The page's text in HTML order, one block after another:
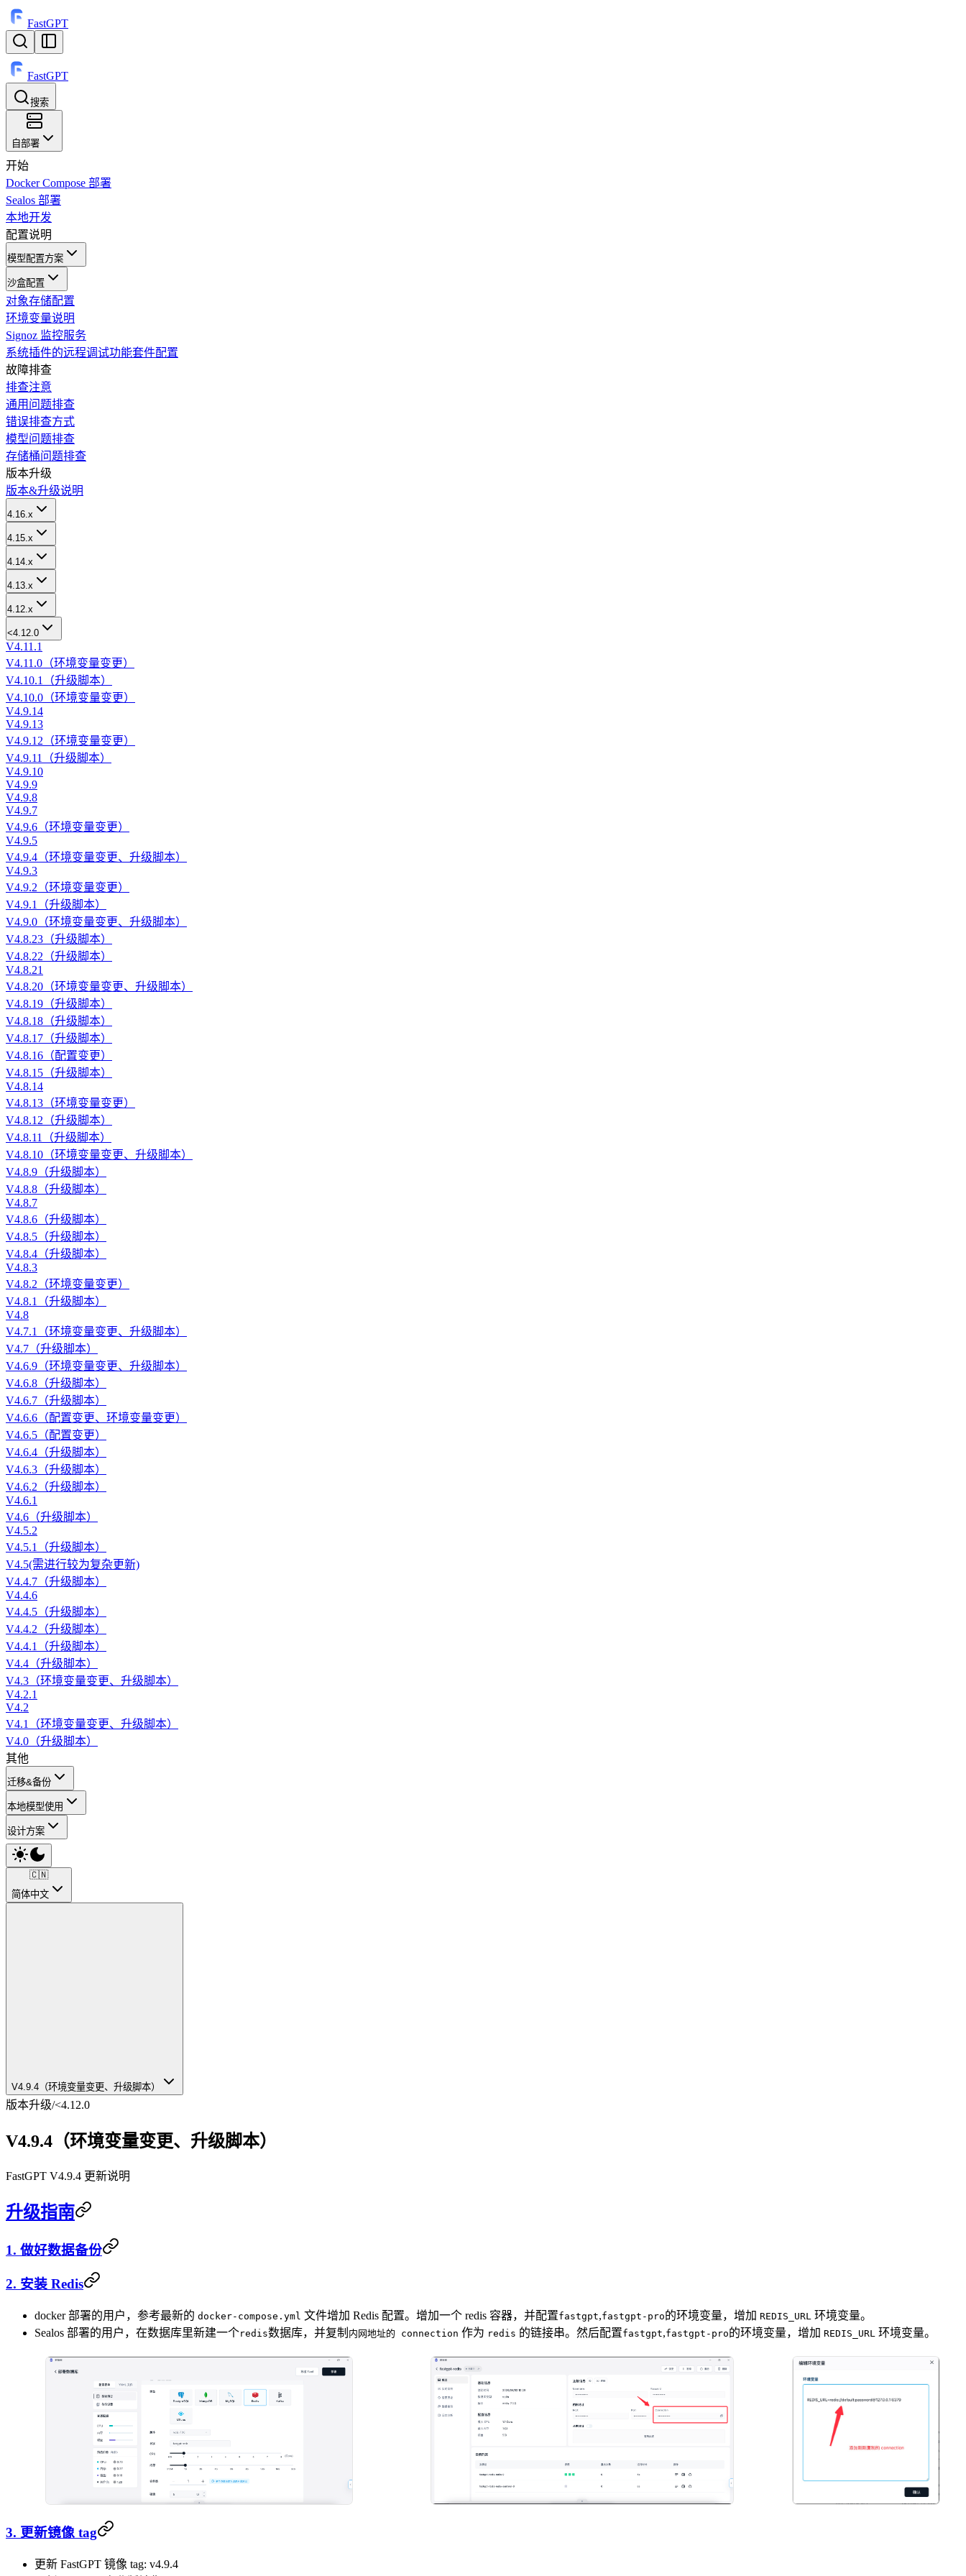
FastGPT
FastGPT
搜索
⌘K
自部署
开始
Docker Compose 部署
Sealos 部署
本地开发
配置说明
模型配置方案
沙盒配置
对象存储配置
环境变量说明
Signoz 监控服务
系统插件的远程调试功能套件配置
故障排查
排查注意
通用问题排查
错误排查方式
模型问题排查
存储桶问题排查
版本升级
版本&升级说明
4.16.x
4.15.x
4.14.x
4.13.x
4.12.x
<4.12.0
V4.11.1
V4.11.0（环境变量变更）
V4.10.1（升级脚本）
V4.10.0（环境变量变更）
V4.9.14
V4.9.13
V4.9.12（环境变量变更）
V4.9.11（升级脚本）
V4.9.10
V4.9.9
V4.9.8
V4.9.7
V4.9.6（环境变量变更）
V4.9.5
V4.9.4（环境变量变更、升级脚本）
V4.9.3
V4.9.2（环境变量变更）
V4.9.1（升级脚本）
V4.9.0（环境变量变更、升级脚本）
V4.8.23（升级脚本）
V4.8.22（升级脚本）
V4.8.21
V4.8.20（环境变量变更、升级脚本）
V4.8.19（升级脚本）
V4.8.18（升级脚本）
V4.8.17（升级脚本）
V4.8.16（配置变更）
V4.8.15（升级脚本）
V4.8.14
V4.8.13（环境变量变更）
V4.8.12（升级脚本）
V4.8.11（升级脚本）
V4.8.10（环境变量变更、升级脚本）
V4.8.9（升级脚本）
V4.8.8（升级脚本）
V4.8.7
V4.8.6（升级脚本）
V4.8.5（升级脚本）
V4.8.4（升级脚本）
V4.8.3
V4.8.2（环境变量变更）
V4.8.1（升级脚本）
V4.8
V4.7.1（环境变量变更、升级脚本）
V4.7（升级脚本）
V4.6.9（环境变量变更、升级脚本）
V4.6.8（升级脚本）
V4.6.7（升级脚本）
V4.6.6（配置变更、环境变量变更）
V4.6.5（配置变更）
V4.6.4（升级脚本）
V4.6.3（升级脚本）
V4.6.2（升级脚本）
V4.6.1
V4.6（升级脚本）
V4.5.2
V4.5.1（升级脚本）
V4.5(需进行较为复杂更新)
V4.4.7（升级脚本）
V4.4.6
V4.4.5（升级脚本）
V4.4.2（升级脚本）
V4.4.1（升级脚本）
V4.4（升级脚本）
V4.3（环境变量变更、升级脚本）
V4.2.1
V4.2
V4.1（环境变量变更、升级脚本）
V4.0（升级脚本）
其他
迁移&备份
本地模型使用
设计方案
🇨🇳
简体中文
V4.9.4（环境变量变更、升级脚本）
版本升级/<4.12.0
V4.9.4（环境变量变更、升级脚本）
FastGPT V4.9.4 更新说明
升级指南
1. 做好数据备份
2. 安装 Redis
docker 部署的用户，参考最新的 docker-compose.yml 文件增加 Redis 配置。增加一个 redis 容器，并配置fastgpt,fastgpt-pro的环境变量，增加 REDIS_URL 环境变量。
Sealos 部署的用户，在数据库里新建一个redis数据库，并复制 内网地址的 connection 作为 redis 的链接串。然后配置fastgpt,fastgpt-pro的环境变量，增加 REDIS_URL 环境变量。
3. 更新镜像 tag
更新 FastGPT 镜像 tag: v4.9.4